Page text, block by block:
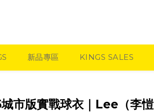
新品專區 KINGS SALES
市版實戰球衣｜Lee（李愷